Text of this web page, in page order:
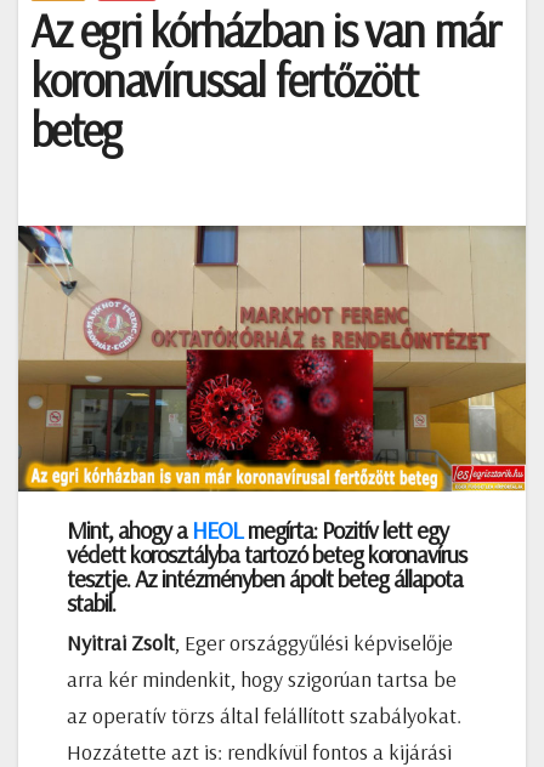
Az egri kórházban is van már
koronavírussal fertőzött
beteg
Mint, ahogy aHEOLmegírta: Pozitív lett egy
védett korosztályba tartozó beteg koronavírus
tesztje. Az intézményben ápolt beteg állapota
stabil.
Nyitrai Zsolt, Eger országgyűlési képviselője
arra kér mindenkit, hogy szigorúan tartsa be
az operatív törzs által felállított szabályokat.
Hozzátette azt is: rendkívül fontos a kijárási